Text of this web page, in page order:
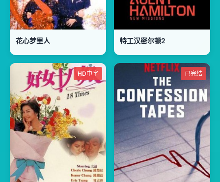
花心梦里人 特工汉密尔顿2
HD中字 已完结